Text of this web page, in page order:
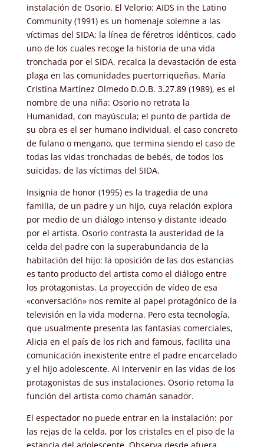
instalación de Osorio, El Velorio: AIDS in the Latino
Community (1991) es un homenaje solemne a las
víctimas del SIDA; la línea de féretros idénticos, cado
uno de los cuales recoge la historia de una vida
tronchada por el SIDA, recalca la devastación de esta
plaga en las comunidades puertorriqueñas. María
Cristina Martínez Olmedo D.O.B. 3.27.89 (1989), es el
nombre de una niña: Osorio no retrata la
Humanidad, con mayúscula; el punto de partida de
su obra es el ser humano individual, el caso concreto
de fulano o mengano, que termina siendo el caso de
todas las vidas tronchadas de bebés, de todos los
suicidas, de las víctimas del SIDA.
Insignia de honor (1995) es la tragedia de una
familia, de un padre y un hijo, cuya relación explora
por medio de un diálogo intenso y distante ideado
por el artista. Osorio contrasta la austeridad de la
celda del padre con la superabundancia de la
habitación del hijo: la oposición de las dos estancias
es tanto producto del artista como el diálogo entre
los protagonistas. La proyección de vídeo de esa
«conversación» nos remite al papel protagónico de la
televisión en la vida moderna. Pero esta tecnología,
que usualmente presenta las fantasías comerciales,
Alicia en el país de los rich and famous, facilita una
comunicación inexistente entre el padre encarcelado
y el hijo adolescente. Al intervenir en las vidas de los
protagonistas de sus instalaciones, Osorio retoma la
función del artista como chamán sanador.
El espectador no puede entrar en la instalación: por
las rejas de la celda, por los cristales en el piso de la